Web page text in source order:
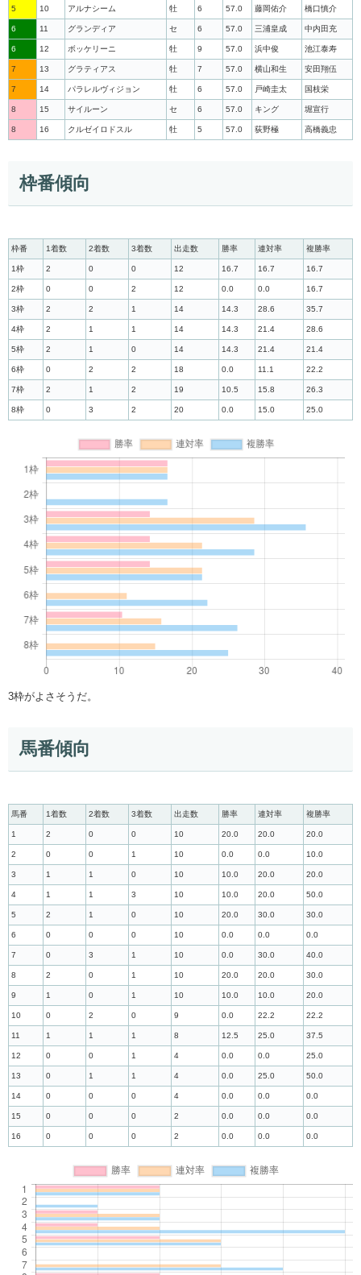
5 10 アルナシーム 牡 6 57.0 藤岡佑介 橋口慎介
6 11 グランディア セ 6 57.0 三浦皇成 中内田充
6 12 ボッケリーニ 牡 9 57.0 浜中俊 池江泰寿
7 13 グラティアス 牡 7 57.0 横山和生 安田翔伍
7 14 パラレルヴィジョン 牡 6 57.0 戸崎圭太 国枝栄
8 15 サイルーン セ 6 57.0 キング 堀宣行
8 16 クルゼイロドスル 牡 5 57.0 荻野極 高橋義忠
枠番傾向
枠番 1着数 2着数 3着数 出走数 勝率 連対率 複勝率
1枠 2 0 0 12 16.7 16.7 16.7
2枠 0 0 2 12 0.0 0.0 16.7
3枠 2 2 1 14 14.3 28.6 35.7
4枠 2 1 1 14 14.3 21.4 28.6
5枠 2 1 0 14 14.3 21.4 21.4
6枠 0 2 2 18 0.0 11.1 22.2
7枠 2 1 2 19 10.5 15.8 26.3
8枠 0 3 2 20 0.0 15.0 25.0
3枠がよさそうだ。
馬番傾向
馬番 1着数 2着数 3着数 出走数 勝率 連対率 複勝率
1 2 0 0 10 20.0 20.0 20.0
2 0 0 1 10 0.0 0.0 10.0
3 1 1 0 10 10.0 20.0 20.0
4 1 1 3 10 10.0 20.0 50.0
5 2 1 0 10 20.0 30.0 30.0
6 0 0 0 10 0.0 0.0 0.0
7 0 3 1 10 0.0 30.0 40.0
8 2 0 1 10 20.0 20.0 30.0
9 1 0 1 10 10.0 10.0 20.0
10 0 2 0 9 0.0 22.2 22.2
11 1 1 1 8 12.5 25.0 37.5
12 0 0 1 4 0.0 0.0 25.0
13 0 1 1 4 0.0 25.0 50.0
14 0 0 0 4 0.0 0.0 0.0
15 0 0 0 2 0.0 0.0 0.0
16 0 0 0 2 0.0 0.0 0.0